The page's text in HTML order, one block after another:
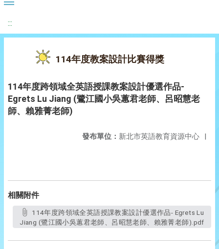
:::
114年度教案設計比賽得獎
114年度跨領域全英語授課教案設計優選作品-
Egrets Lu Jiang (鷺江國小吳蕙君老師、呂昭慧老
師、賴雅菁老師)
發布單位： 新北市英語教育資源中心 |
相關附件
Jiang (鷺江國小吳蕙君老師、呂昭慧老師、賴雅菁老師).pdf